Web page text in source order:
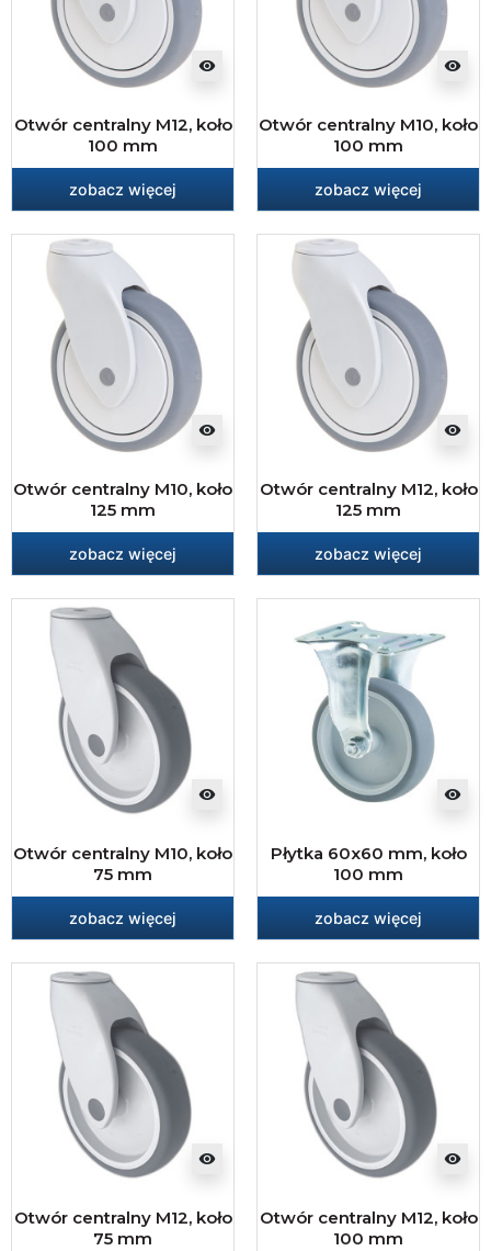
visibility
Otwór centralny M12, koło
100 mm
zobacz więcej
visibility
Otwór centralny M10, koło
100 mm
zobacz więcej
visibility
Otwór centralny M10, koło
125 mm
zobacz więcej
visibility
Otwór centralny M12, koło
125 mm
zobacz więcej
visibility
Otwór centralny M10, koło
75 mm
zobacz więcej
visibility
Płytka 60x60 mm, koło
100 mm
zobacz więcej
visibility
Otwór centralny M12, koło
75 mm
visibility
Otwór centralny M12, koło
100 mm